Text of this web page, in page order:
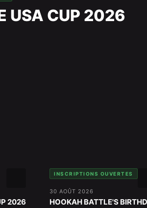
USA CUP 2026
2026
INSCRIPTIONS OUVERTES
30 AOÛT 2026
HOOKAH BATTLE'S